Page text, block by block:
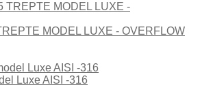
MODEL LUXE - OVERFLOW
Luxe AISI -316